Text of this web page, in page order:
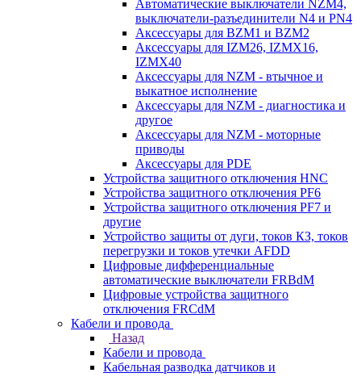
Автоматические выключатели NZM4,
выключатели-разъединители N4 и PN4
Аксессуары для BZM1 и BZM2
Аксессуары для IZM26, IZMX16,
IZMX40
Аксессуары для NZM - втычное и
выкатное исполнение
Аксессуары для NZM - диагностика и
другое
Аксессуары для NZM - моторные
приводы
Аксессуары для PDE
Устройства защитного отключения HNC
Устройства защитного отключения PF6
Устройства защитного отключения PF7 и
другие
Устройство защиты от дуги, токов КЗ, токов
перегрузки и токов утечки AFDD
Цифровые дифференциальные
автоматические выключатели FRBdM
Цифровые устройства защитного
отключения FRCdM
Кабели и провода
Назад
Кабели и провода
Кабельная разводка датчиков и